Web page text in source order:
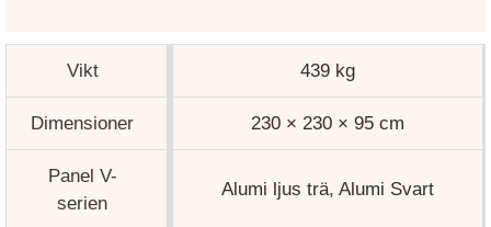
Vikt 439 kg
Dimensioner 230 × 230 × 95 cm
Panel V-
serien
Alumi ljus trä, Alumi Svart